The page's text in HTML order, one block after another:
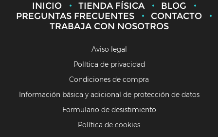
INICIO TIENDA FÍSICA
BLOG
PREGUNTAS FRECUENTES
CONTACTO
TRABAJA CON NOSOTROS
Aviso legal
Política de privacidad
Condiciones de compra
Información básica y adicional de protección de datos
Formulario de desistimiento
Política de cookies